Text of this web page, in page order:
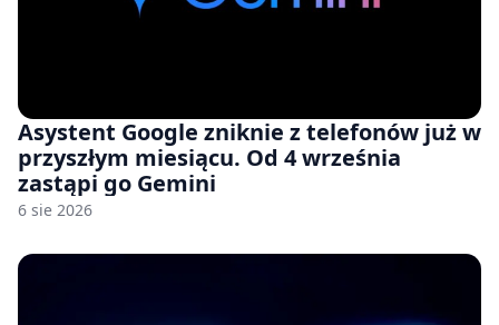
Asystent Google zniknie z telefonów już w
przyszłym miesiącu. Od 4 września
zastąpi go Gemini
6 sie 2026